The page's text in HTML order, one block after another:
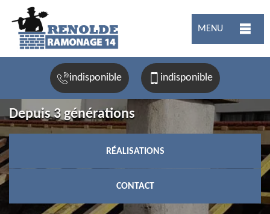
MENU
indisponible indisponible
Depuis 3 générations
RÉALISATIONS
CONTACT